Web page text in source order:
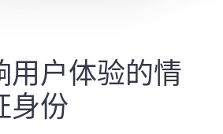
用户体验的情
身份